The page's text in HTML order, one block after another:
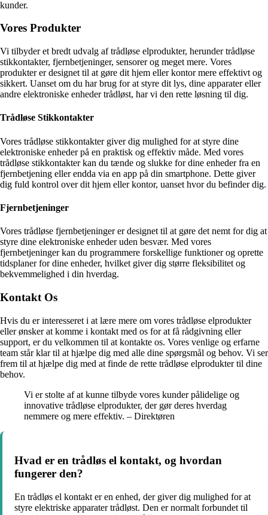
kunder.
Vores Produkter
Vi tilbyder et bredt udvalg af trådløse elprodukter, herunder trådløse
stikkontakter, fjernbetjeninger, sensorer og meget mere. Vores
produkter er designet til at gøre dit hjem eller kontor mere effektivt og
sikkert. Uanset om du har brug for at styre dit lys, dine apparater eller
andre elektroniske enheder trådløst, har vi den rette løsning til dig.
Trådløse Stikkontakter
Vores trådløse stikkontakter giver dig mulighed for at styre dine
elektroniske enheder på en praktisk og effektiv måde. Med vores
trådløse stikkontakter kan du tænde og slukke for dine enheder fra en
fjernbetjening eller endda via en app på din smartphone. Dette giver
dig fuld kontrol over dit hjem eller kontor, uanset hvor du befinder dig.
Fjernbetjeninger
Vores trådløse fjernbetjeninger er designet til at gøre det nemt for dig at
styre dine elektroniske enheder uden besvær. Med vores
fjernbetjeninger kan du programmere forskellige funktioner og oprette
tidsplaner for dine enheder, hvilket giver dig større fleksibilitet og
bekvemmelighed i din hverdag.
Kontakt Os
Hvis du er interesseret i at lære mere om vores trådløse elprodukter
eller ønsker at komme i kontakt med os for at få rådgivning eller
support, er du velkommen til at kontakte os. Vores venlige og erfarne
team står klar til at hjælpe dig med alle dine spørgsmål og behov. Vi ser
frem til at hjælpe dig med at finde de rette trådløse elprodukter til dine
behov.
Vi er stolte af at kunne tilbyde vores kunder pålidelige og
innovative trådløse elprodukter, der gør deres hverdag
nemmere og mere effektiv. – Direktøren
Hvad er en trådløs el kontakt, og hvordan
fungerer den?
En trådløs el kontakt er en enhed, der giver dig mulighed for at
styre elektriske apparater trådløst. Den er normalt forbundet til